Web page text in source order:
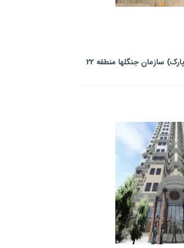
پروژه شمشاد (پروژه سایت پارک) سازمان جنگلها منطقه 22